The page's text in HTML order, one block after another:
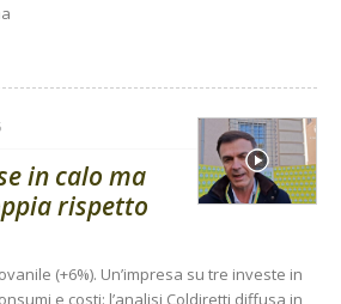
in calo ma
rispetto
(+6%). Un’impresa su tre investe in
e costi: l’analisi Coldiretti diffusa in